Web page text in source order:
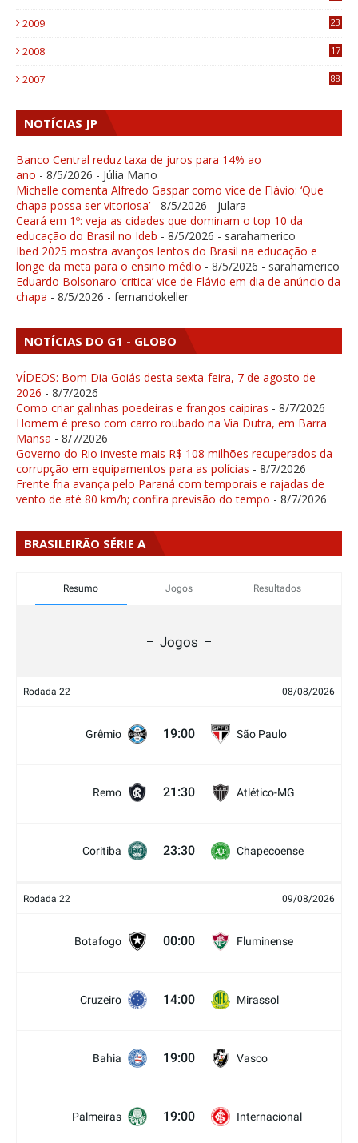
2009
23
2008
17
2007 88
NOTÍCIAS JP
Banco Central reduz taxa de juros para 14% ao
ano - 8/5/2026 - Júlia Mano
Michelle comenta Alfredo Gaspar como vice de Flávio: ‘Que
chapa possa ser vitoriosa’ - 8/5/2026 - julara
Ceará em 1º: veja as cidades que dominam o top 10 da
educação do Brasil no Ideb - 8/5/2026 - sarahamerico
Ibed 2025 mostra avanços lentos do Brasil na educação e
longe da meta para o ensino médio - 8/5/2026 - sarahamerico
Eduardo Bolsonaro ‘critica’ vice de Flávio em dia de anúncio da
chapa - 8/5/2026 - fernandokeller
NOTÍCIAS DO G1 - GLOBO
VÍDEOS: Bom Dia Goiás desta sexta-feira, 7 de agosto de
2026 - 8/7/2026
Como criar galinhas poedeiras e frangos caipiras - 8/7/2026
Homem é preso com carro roubado na Via Dutra, em Barra
Mansa - 8/7/2026
Governo do Rio investe mais R$ 108 milhões recuperados da
corrupção em equipamentos para as polícias - 8/7/2026
Frente fria avança pelo Paraná com temporais e rajadas de
vento de até 80 km/h; confira previsão do tempo - 8/7/2026
BRASILEIRÃO SÉRIE A
Resumo Jogos Resultados
Jogos
Rodada 22 08/08/2026
Grêmio 19:00 São Paulo
Remo 21:30 Atlético-MG
Coritiba 23:30 Chapecoense
Rodada 22 09/08/2026
Botafogo 00:00 Fluminense
Cruzeiro 14:00 Mirassol
Bahia 19:00 Vasco
Palmeiras 19:00 Internacional